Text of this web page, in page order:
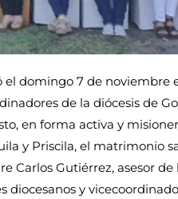
domingo 7 de noviembre
de la diócesis de
en forma activa y
y Priscila, el matrimonio
Carlos Gutiérrez, asesor de
y